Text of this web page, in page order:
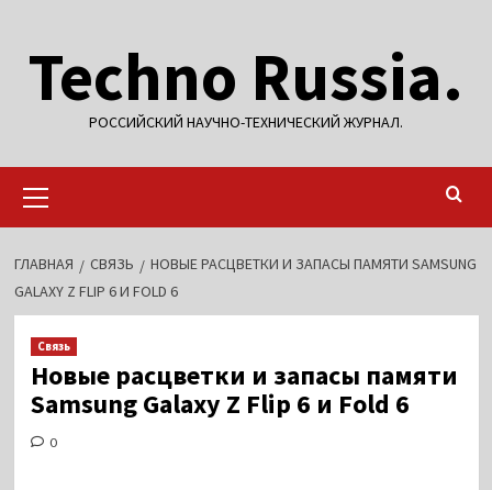
содержимому
Techno Russia.
РОССИЙСКИЙ НАУЧНО-ТЕХНИЧЕСКИЙ ЖУРНАЛ.
меню
ГЛАВНАЯ СВЯЗЬ
НОВЫЕ РАСЦВЕТКИ И ЗАПАСЫ ПАМЯТИ SAMSUNG
GALAXY Z FLIP 6 И FOLD 6
Связь
Новые расцветки и запасы памяти
Samsung Galaxy Z Flip 6 и Fold 6
0